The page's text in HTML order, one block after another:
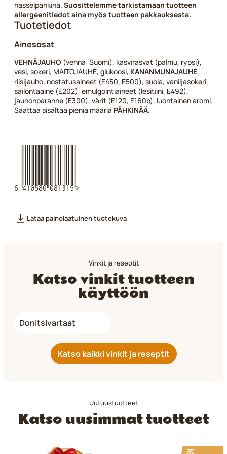
hasselpähkinä. Suosittelemme tarkistamaan tuotteen
allergeenitiedot aina myös tuotteen pakkauksesta.
Tuotetiedot
Ainesosat
VEHNÄJAUHO (vehnä: Suomi), kasvirasvat (palmu, rypsi),
vesi, sokeri, MAITOJAUHE, glukoosi, KANANMUNAJAUHE,
riisijauho, nostatusaineet (E450, E500), suola, vaniljasokeri,
säilöntäaine (E202), emulgointiaineet (lesitiini, E492),
jauhonparanne (E300), värit (E120, E160b), luontainen aromi.
Saattaa sisältää pieniä määriä PÄHKINÄÄ.
Lataa painolaatuinen tuotekuva
Vinkit ja reseptit
Katso vinkit tuotteen
käyttöön
Donitsivartaat
Katso kaikki vinkit ja reseptit
Uutuustuotteet
Katso uusimmat tuotteet